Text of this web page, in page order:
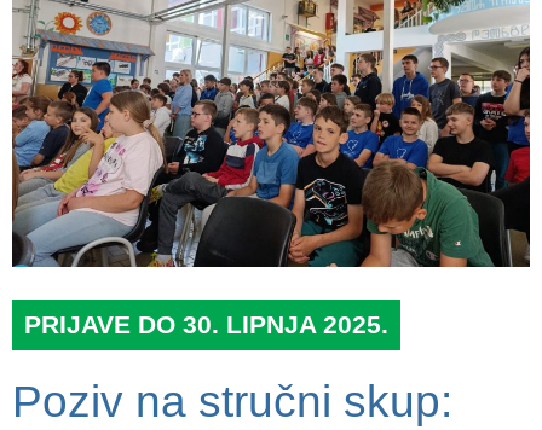
PRIJAVE DO 30. LIPNJA 2025.
Poziv na stručni skup: